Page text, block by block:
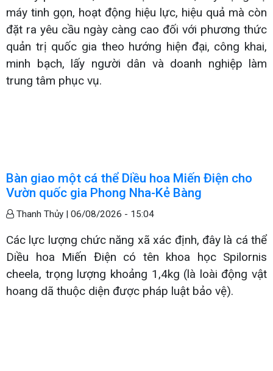
máy tinh gọn, hoạt động hiệu lực, hiệu quả mà còn
đặt ra yêu cầu ngày càng cao đối với phương thức
quản trị quốc gia theo hướng hiện đại, công khai,
minh bạch, lấy người dân và doanh nghiệp làm
trung tâm phục vụ.
Bàn giao một cá thể Diều hoa Miến Điện cho
Vườn quốc gia Phong Nha-Kẻ Bàng
Thanh Thủy | 06/08/2026 - 15:04
Các lực lượng chức năng xã xác định, đây là cá thể
Diều hoa Miến Điện có tên khoa học Spilornis
cheela, trọng lượng khoảng 1,4kg (là loài động vật
hoang dã thuộc diện được pháp luật bảo vệ).